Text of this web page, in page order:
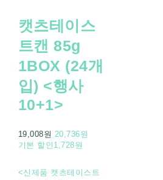
캣츠테이스
트캔 85g
1BOX (24개
입) <행사
10+1>
19,008원 20,736원
기본 할인 1,728원
<신제품 캣츠테이스트